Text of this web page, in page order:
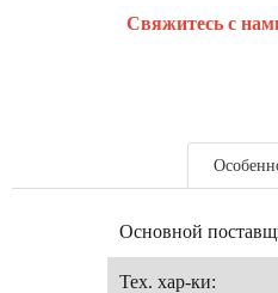
Свяжитесь с
Основной
Тех. хар-ки: